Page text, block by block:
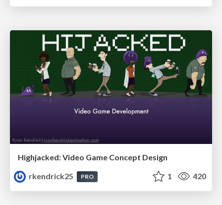
Highjacked: Video Game Concept Design
rkendrick25
PRO 1 420